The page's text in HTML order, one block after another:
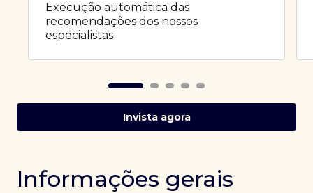
Execução automática das
recomendações dos nossos
especialistas
Invista agora
Informações gerais